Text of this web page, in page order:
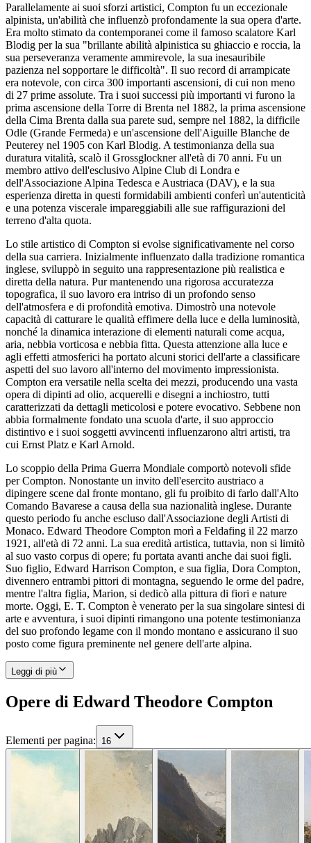
Parallelamente ai suoi sforzi artistici, Compton fu un eccezionale
alpinista, un'abilità che influenzò profondamente la sua opera d'arte.
Era molto stimato da contemporanei come il famoso scalatore Karl
Blodig per la sua "brillante abilità alpinistica su ghiaccio e roccia, la
sua perseveranza veramente ammirevole, la sua inesauribile
pazienza nel sopportare le difficoltà". Il suo record di arrampicate
era notevole, con circa 300 importanti ascensioni, di cui non meno
di 27 prime assolute. Tra i suoi successi più importanti vi furono la
prima ascensione della Torre di Brenta nel 1882, la prima ascensione
della Cima Brenta dalla sua parete sud, sempre nel 1882, la difficile
Odle (Grande Fermeda) e un'ascensione dell'Aiguille Blanche de
Peuterey nel 1905 con Karl Blodig. A testimonianza della sua
duratura vitalità, scalò il Grossglockner all'età di 70 anni. Fu un
membro attivo dell'esclusivo Alpine Club di Londra e
dell'Associazione Alpina Tedesca e Austriaca (DAV), e la sua
esperienza diretta in questi formidabili ambienti conferì un'autenticità
e una potenza viscerale impareggiabili alle sue raffigurazioni del
terreno d'alta quota.
Lo stile artistico di Compton si evolse significativamente nel corso
della sua carriera. Inizialmente influenzato dalla tradizione romantica
inglese, sviluppò in seguito una rappresentazione più realistica e
diretta della natura. Pur mantenendo una rigorosa accuratezza
topografica, il suo lavoro era intriso di un profondo senso
dell'atmosfera e di profondità emotiva. Dimostrò una notevole
capacità di catturare le qualità effimere della luce e della luminosità,
nonché la dinamica interazione di elementi naturali come acqua,
aria, nebbia vorticosa e nebbia fitta. Questa attenzione alla luce e
agli effetti atmosferici ha portato alcuni storici dell'arte a classificare
aspetti del suo lavoro all'interno del movimento impressionista.
Compton era versatile nella scelta dei mezzi, producendo una vasta
opera di dipinti ad olio, acquerelli e disegni a inchiostro, tutti
caratterizzati da dettagli meticolosi e potere evocativo. Sebbene non
abbia formalmente fondato una scuola d'arte, il suo approccio
distintivo e i suoi soggetti avvincenti influenzarono altri artisti, tra
cui Ernst Platz e Karl Arnold.
Lo scoppio della Prima Guerra Mondiale comportò notevoli sfide
per Compton. Nonostante un invito dell'esercito austriaco a
dipingere scene dal fronte montano, gli fu proibito di farlo dall'Alto
Comando Bavarese a causa della sua nazionalità inglese. Durante
questo periodo fu anche escluso dall'Associazione degli Artisti di
Monaco. Edward Theodore Compton morì a Feldafing il 22 marzo
1921, all'età di 72 anni. La sua eredità artistica, tuttavia, non si limitò
al suo vasto corpus di opere; fu portata avanti anche dai suoi figli.
Suo figlio, Edward Harrison Compton, e sua figlia, Dora Compton,
divennero entrambi pittori di montagna, seguendo le orme del padre,
mentre l'altra figlia, Marion, si dedicò alla pittura di fiori e nature
morte. Oggi, E. T. Compton è venerato per la sua singolare sintesi di
arte e avventura, i suoi dipinti rimangono una potente testimonianza
del suo profondo legame con il mondo montano e assicurano il suo
posto come figura preminente nel genere dell'arte alpina.
Leggi di più
Opere di Edward Theodore Compton
Elementi per pagina: 16